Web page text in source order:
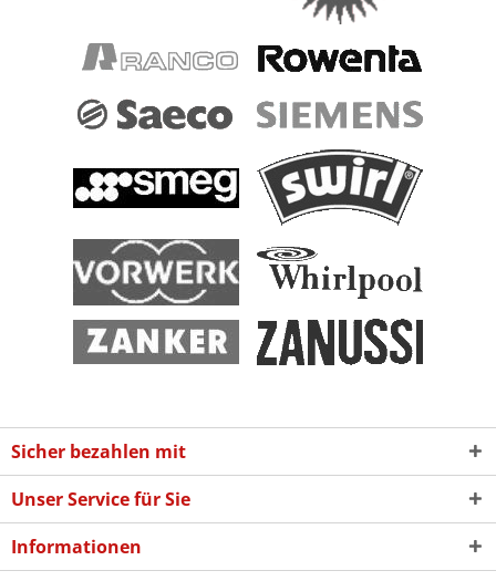
Sicher bezahlen mit
Unser Service für Sie
Informationen